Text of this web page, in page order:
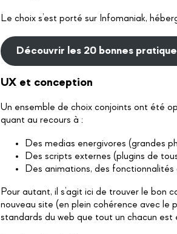
Le choix s’est porté sur Infomaniak,
Découvrir les 20 bonnes
UX et conception
Un ensemble de choix conjoints ont été
quant au recours à :
Des medias energivores (grandes
Des scripts externes (plugins de
Des animations, des
Pour autant, il s’agit ici de trouver le bon
nouveau site (en plein cohérence avec le
standards du web que tout un chacun est